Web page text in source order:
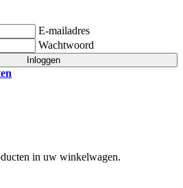
E-mailadres
Wachtwoord
Inloggen
in uw winkelwagen.